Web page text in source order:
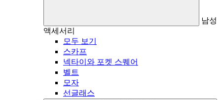
남성
액세서리
모두 보기
스카프
넥타이와 포켓 스퀘어
벨트
모자
선글래스